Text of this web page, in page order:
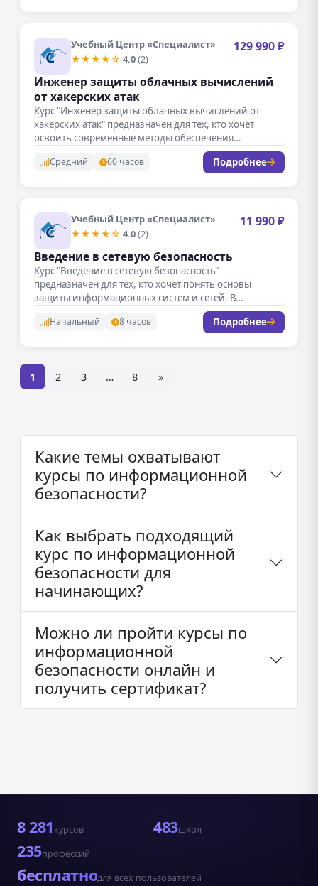
Учебный Центр «Специалист»
★★★★☆ 4.0(2)
129 990 ₽
Инженер защиты облачных вычислений
от хакерских атак
Курс "Инженер защиты облачных вычислений от
хакерских атак" предназначен для тех, кто хочет
освоить современные методы обеспечения
Средний 60 часов Подробнее
Учебный Центр «Специалист»
★★★★☆ 4.0(2)
11 990 ₽
Введение в сетевую безопасность
Курс "Введение в сетевую безопасность"
предназначен для тех, кто хочет понять основы
защиты информационных систем и сетей. В…
Начальный 8 часов Подробнее
1 2 3 … 8 »
Какие темы охватывают
курсы по информационной
безопасности?
Как выбрать подходящий
курс по информационной
безопасности для
начинающих?
Можно ли пройти курсы по
информационной
безопасности онлайн и
получить сертификат?
8 281 курсов 483школ
235профессий
бесплатнодля всех пользователей